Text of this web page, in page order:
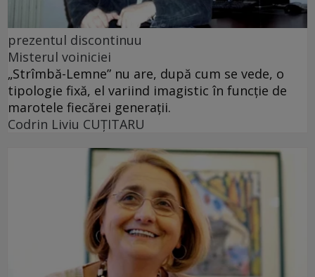
prezentul discontinuu
Misterul voiniciei
„Strîmbă-Lemne” nu are, după cum se vede, o
tipologie fixă, el variind imagistic în funcţie de
marotele fiecărei generaţii.
Codrin Liviu CUŢITARU